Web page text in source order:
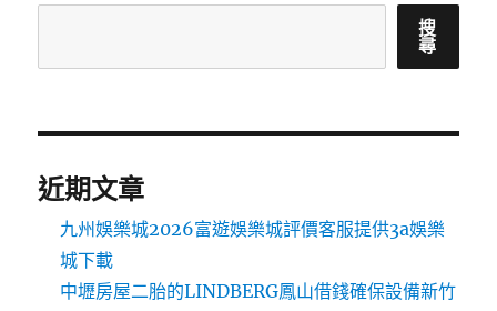
搜
尋
近期文章
九州娛樂城2026富遊娛樂城評價客服提供3a娛樂
城下載
中壢房屋二胎的LINDBERG鳳山借錢確保設備新竹